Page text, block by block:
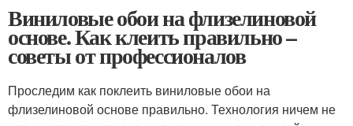
Виниловые обои на флизелиновой
основе. Как клеить правильно –
советы от профессионалов
Проследим как поклеить виниловые обои на
флизелиновой основе правильно. Технология ничем не